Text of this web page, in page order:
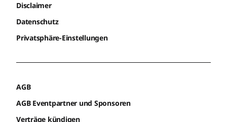
Disclaimer
Datenschutz
Privatsphäre-Einstellungen
AGB
AGB Eventpartner und Sponsoren
Verträge kündigen